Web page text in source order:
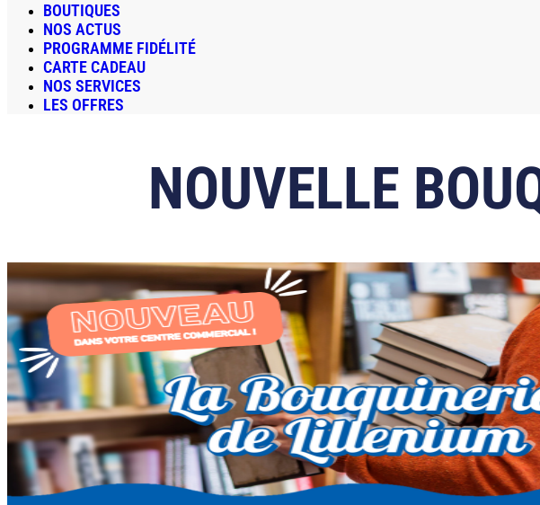
BOUTIQUES
NOS ACTUS
PROGRAMME FIDÉLITÉ
CARTE CADEAU
NOS SERVICES
LES OFFRES
NOUVELLE